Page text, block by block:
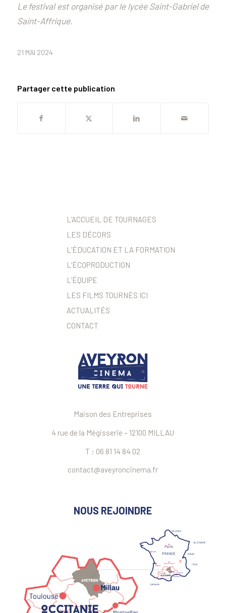
Le festival est organisé par le lycée Saint-Gabriel de
Saint-Affrique.
21 MAI 2024
Partager cette publication
L’ACCUEIL DE TOURNAGES
LES DÉCORS
L’ÉDUCATION ET LA FORMATION
L’ÉCOPRODUCTION
L’ÉQUIPE
LES FILMS TOURNÉS ICI
ACTUALITÉS
CONTACT
Maison des Entreprises
4 rue de la Mégisserie – 12100 MILLAU
T : 06 81 14 84 02
contact@aveyroncinema.fr
NOUS REJOINDRE